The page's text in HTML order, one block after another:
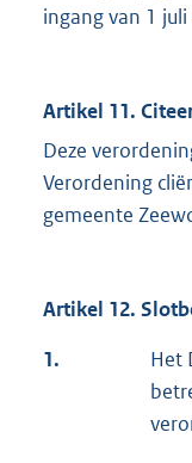
ingang van 1
Artikel 11.
Deze
Verordening
gemeente
Artikel 12.
1.
Het